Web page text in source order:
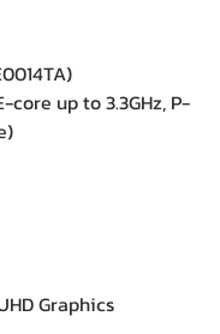
up to 3.3GHz, P-
Graphics